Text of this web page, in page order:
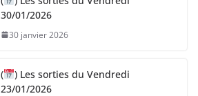
30/01/2026
30 janvier 2026
(
) Les sorties du Vendredi
23/01/2026